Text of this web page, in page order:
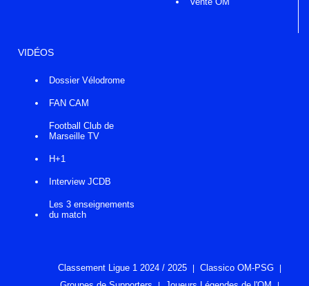
VIDÉOS
Dossier Vélodrome
FAN CAM
Football Club de
Marseille TV
H+1
Interview JCDB
Les 3 enseignements
du match
Classement Ligue 1 2024 / 2025
Classico OM-PSG